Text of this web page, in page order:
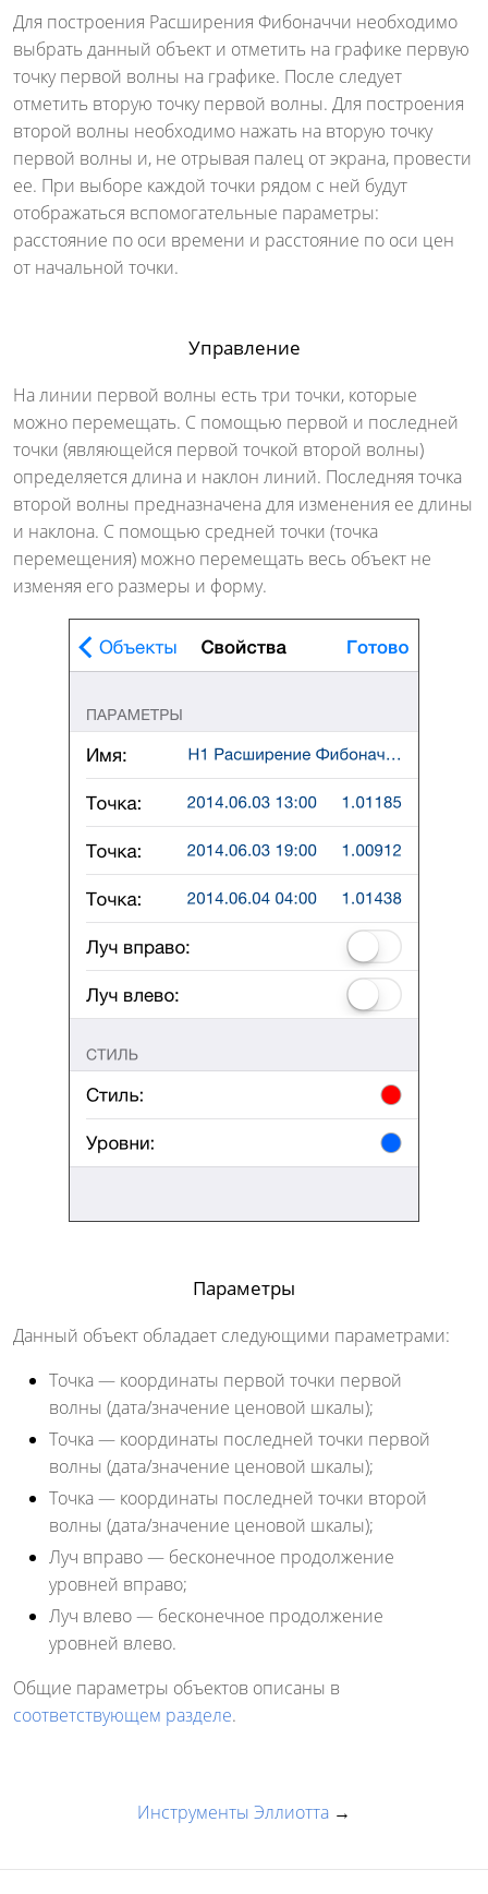
Для построения Расширения Фибоначчи необходимо
выбрать данный объект и отметить на графике первую
точку первой волны на графике. После следует
отметить вторую точку первой волны. Для построения
второй волны необходимо нажать на вторую точку
первой волны и, не отрывая палец от экрана, провести
ее. При выборе каждой точки рядом с ней будут
отображаться вспомогательные параметры:
расстояние по оси времени и расстояние по оси цен
от начальной точки.
Управление
На линии первой волны есть три точки, которые
можно перемещать. С помощью первой и последней
точки (являющейся первой точкой второй волны)
определяется длина и наклон линий. Последняя точка
второй волны предназначена для изменения ее длины
и наклона. С помощью средней точки (точка
перемещения) можно перемещать весь объект не
изменяя его размеры и форму.
Параметры
Данный объект обладает следующими параметрами:
Точка— координаты первой точки первой
волны (дата/значение ценовой шкалы);
Точка— координаты последней точки первой
волны (дата/значение ценовой шкалы);
Точка— координаты последней точки второй
волны (дата/значение ценовой шкалы);
Луч вправо— бесконечное продолжение
уровней вправо;
Луч влево— бесконечное продолжение
уровней влево.
Общие параметры объектов описаны в
соответствующем разделе.
Инструменты Эллиотта →